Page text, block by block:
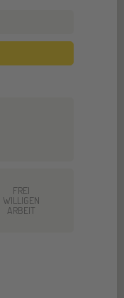
FREI
WILLIGEN
ARBEIT